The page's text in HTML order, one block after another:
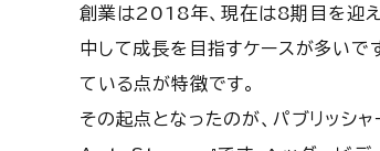
創業は2018年、現在は8期目を迎え
中して成長を目指すケースが多い
ている点が特徴です。
その起点となったのが、パブリッシ